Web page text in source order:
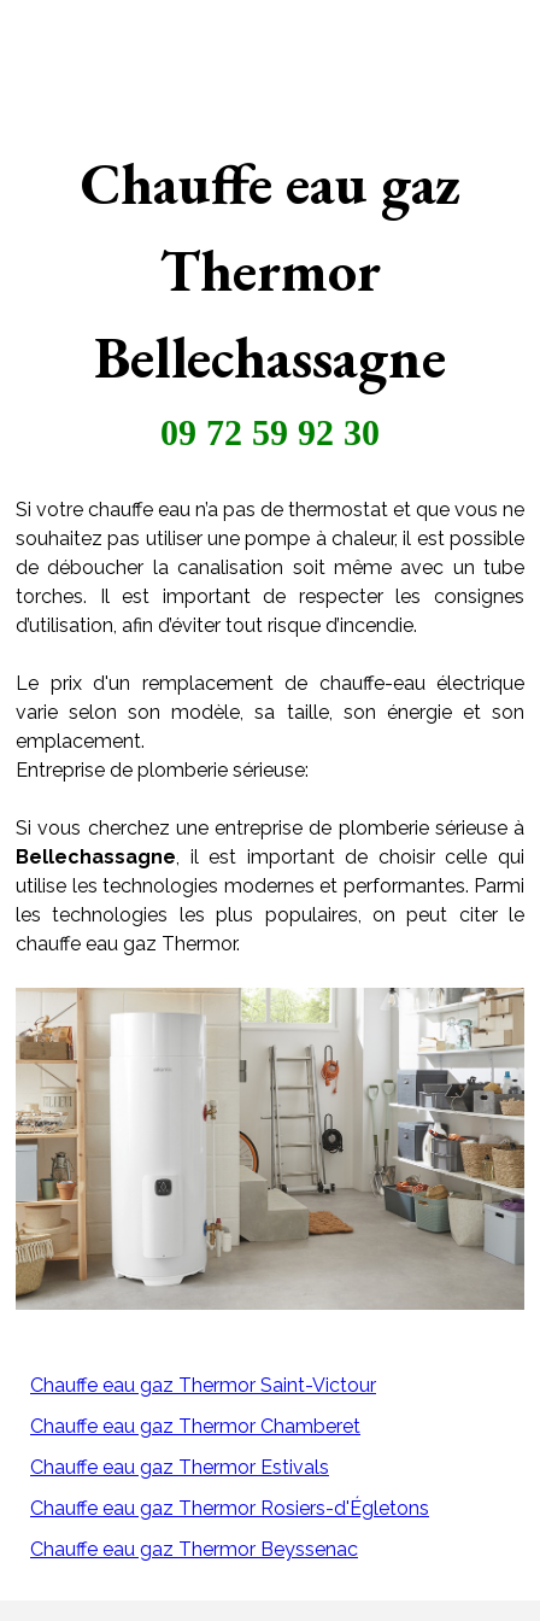
Chauffe eau gaz
Thermor
Bellechassagne
09 72 59 92 30
Si votre chauffe eau n’a pas de thermostat et que vous ne
souhaitez pas utiliser une pompe à chaleur, il est possible
de déboucher la canalisation soit même avec un tube
torches. Il est important de respecter les consignes
d’utilisation, afin d’éviter tout risque d’incendie.
Le prix d'un remplacement de chauffe-eau électrique
varie selon son modèle, sa taille, son énergie et son
emplacement.
Entreprise de plomberie sérieuse:
Si vous cherchez une entreprise de plomberie sérieuse à
Bellechassagne, il est important de choisir celle qui
utilise les technologies modernes et performantes. Parmi
les technologies les plus populaires, on peut citer le
chauffe eau gaz Thermor.
Chauffe eau gaz Thermor Saint-Victour
Chauffe eau gaz Thermor Chamberet
Chauffe eau gaz Thermor Estivals
Chauffe eau gaz Thermor Rosiers-d'Égletons
Chauffe eau gaz Thermor Beyssenac